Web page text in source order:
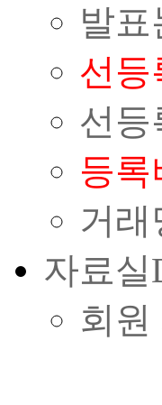
발
선등
선등
등록
거래
자료실
회원